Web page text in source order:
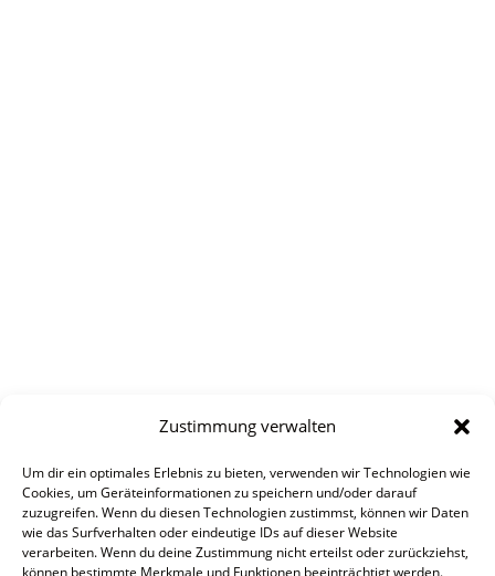
Zustimmung verwalten
Um dir ein optimales Erlebnis zu bieten, verwenden wir Technologien wie
Cookies, um Geräteinformationen zu speichern und/oder darauf
zuzugreifen. Wenn du diesen Technologien zustimmst, können wir Daten
wie das Surfverhalten oder eindeutige IDs auf dieser Website
verarbeiten. Wenn du deine Zustimmung nicht erteilst oder zurückziehst,
können bestimmte Merkmale und Funktionen beeinträchtigt werden.